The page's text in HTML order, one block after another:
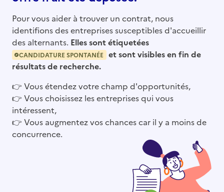
Pour vous aider à trouver un contrat, nous
identifions des entreprises susceptibles d'accueillir
des alternants. Elles sont étiquetées
CANDIDATURE SPONTANÉE
et sont visibles en fin de
résultats de recherche.
👉 Vous étendez votre champ d'opportunités,
👉 Vous choisissez les entreprises qui vous
intéressent,
👉 Vous augmentez vos chances car il y a moins de
concurrence.